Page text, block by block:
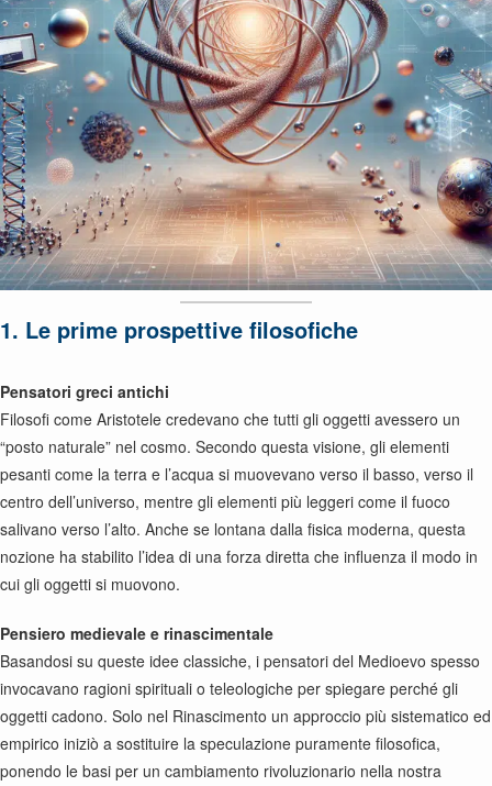
1. Le prime prospettive filosofiche
Pensatori greci antichi
Filosofi come Aristotele credevano che tutti gli oggetti avessero un
“posto naturale” nel cosmo. Secondo questa visione, gli elementi
pesanti come la terra e l’acqua si muovevano verso il basso, verso il
centro dell’universo, mentre gli elementi più leggeri come il fuoco
salivano verso l’alto. Anche se lontana dalla fisica moderna, questa
nozione ha stabilito l’idea di una forza diretta che influenza il modo in
cui gli oggetti si muovono.
Pensiero medievale e rinascimentale
Basandosi su queste idee classiche, i pensatori del Medioevo spesso
invocavano ragioni spirituali o teleologiche per spiegare perché gli
oggetti cadono. Solo nel Rinascimento un approccio più sistematico ed
empirico iniziò a sostituire la speculazione puramente filosofica,
ponendo le basi per un cambiamento rivoluzionario nella nostra